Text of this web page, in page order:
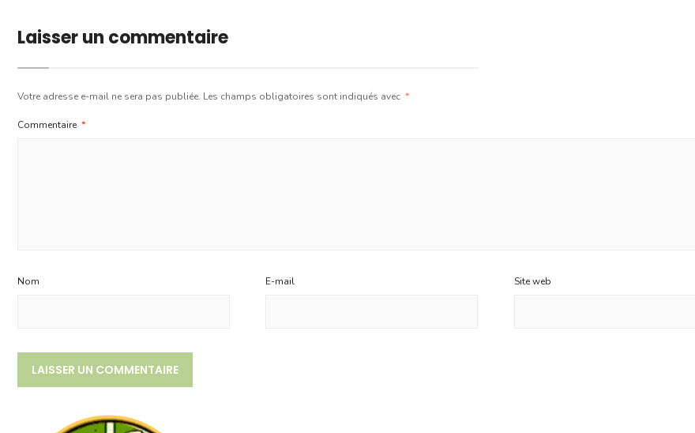
Laisser un commentaire
Votre adresse e-mail ne sera pas publiée. Les champs obligatoires sont indiqués avec *
Commentaire *
Nom E-mail Site web